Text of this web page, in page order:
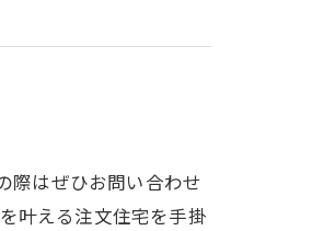
際はぜひお問い合わせ
叶える注文住宅を手掛